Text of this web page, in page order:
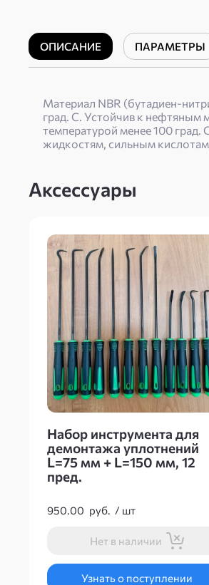
ОПИСАНИЕ ПАРАМЕТРЫ
Материал NBR (бутадиен-
град. С. Устойчив к нефтяным
температурой менее 100
жидкостям, сильным
Аксессуары
Набор инструмента для
демонтажа уплотнений
L=75 мм + L=150 мм, 12
пред.
950.00 руб. / шт
Нет в наличии
Узнать о поступлении